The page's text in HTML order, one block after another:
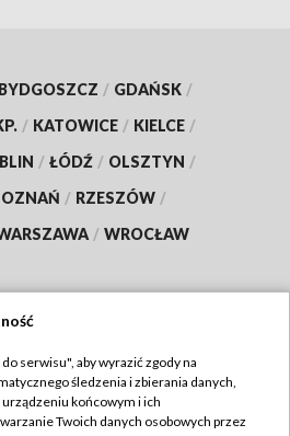
BYDGOSZCZ / GDAŃSK /
/ KATOWICE / KIELCE /
/ ŁÓDŹ / OLSZTYN /
/ RZESZÓW /
/ WROCŁAW
TVP
TVP
serwisu", aby wyrazić zgody na
śledzenia i zbierania danych,
końcowym i ich
Twoich danych osobowych przez